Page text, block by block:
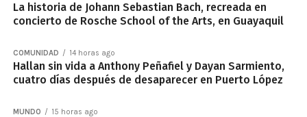
La historia de Johann Sebastian Bach, recreada en
concierto de Rosche School of the Arts, en Guayaquil
COMUNIDAD 14 horas ago
Hallan sin vida a Anthony Peñafiel y Dayan Sarmiento,
cuatro días después de desaparecer en Puerto López
MUNDO 15 horas ago